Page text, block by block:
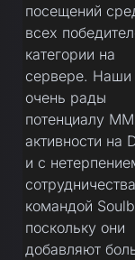
посещений
всех
категории на
сервере. Наши
очень рады
потенциалу
активности на
и с
командой
поскольку они
добавляют